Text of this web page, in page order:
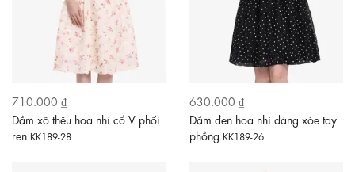
710.000 ₫
Đầm xô thêu hoa nhí cổ V phối
ren KK189-28
630.000 ₫
Đầm đen hoa nhí dáng xòe tay
phồng KK189-26